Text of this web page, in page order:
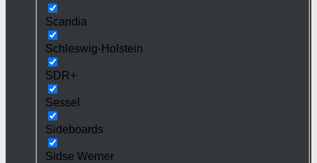
Scandia
Schleswig-Holstein
SDR+
Sessel
Sideboards
Sidse Werner